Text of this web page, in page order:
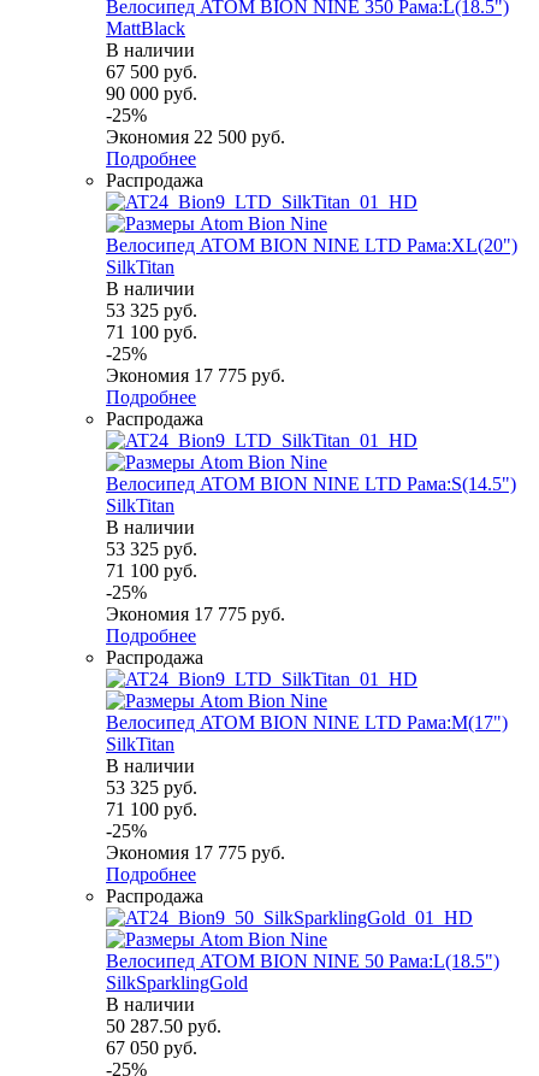
Велосипед ATOM BION NINE 350 Рама:L(18.5")
MattBlack
В наличии
67 500 руб.
90 000 руб.
-25%
Экономия 22 500 руб.
Подробнее
Распродажа
Велосипед ATOM BION NINE LTD Рама:XL(20")
SilkTitan
В наличии
53 325 руб.
71 100 руб.
-25%
Экономия 17 775 руб.
Подробнее
Распродажа
Велосипед ATOM BION NINE LTD Рама:S(14.5")
SilkTitan
В наличии
53 325 руб.
71 100 руб.
-25%
Экономия 17 775 руб.
Подробнее
Распродажа
Велосипед ATOM BION NINE LTD Рама:M(17")
SilkTitan
В наличии
53 325 руб.
71 100 руб.
-25%
Экономия 17 775 руб.
Подробнее
Распродажа
Велосипед ATOM BION NINE 50 Рама:L(18.5")
SilkSparklingGold
В наличии
50 287.50 руб.
67 050 руб.
-25%